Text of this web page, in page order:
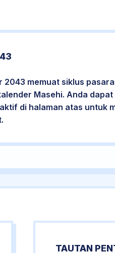
memuat siklus
Masehi. Anda
di halaman atas untuk
TAUTAN